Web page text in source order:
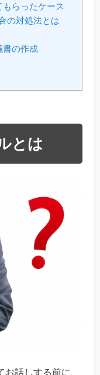
らったケース
の対処法とは
書の作成
とは
話しする前に、